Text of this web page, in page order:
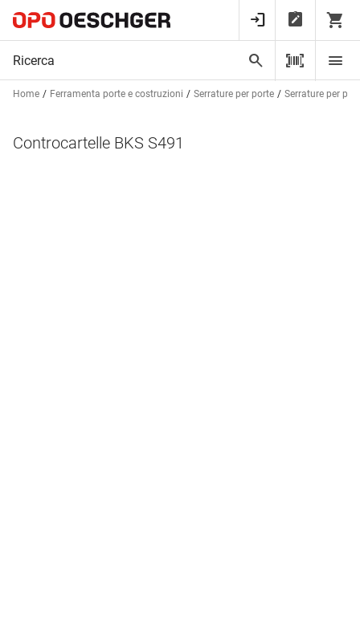
Home Ferramenta porte e costruzioni Serrature per porte Serrature per
Controcartelle BKS S491